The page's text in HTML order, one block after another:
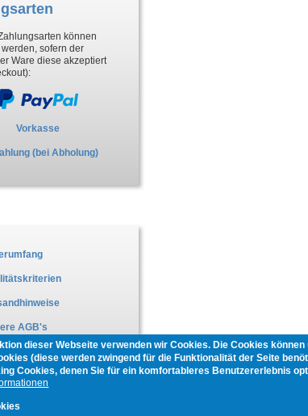
können
sofern der
Ware diese akzeptiert
Vorkasse
(bei Abholung)
AGB's
Widerrufsformular
dieser Webseite verwenden wir Cookies. Die Cookies
(diese werden zwingend für die Funktionalität der Seite
Cookies, denen Sie für ein komfortableres Benutzererlebnis